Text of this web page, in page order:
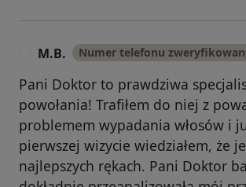
M.B. Numer telefonu
Pani Doktor to prawdziwa
powołania! Trafiłem do niej z
problemem wypadania włosów i
pierwszej wizycie wiedziałem, że
najlepszych rękach. Pani Doktor